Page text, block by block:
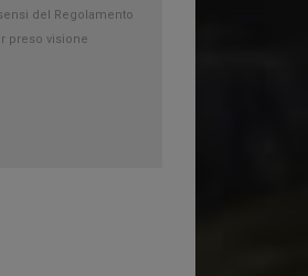
del Regolamento
preso visione